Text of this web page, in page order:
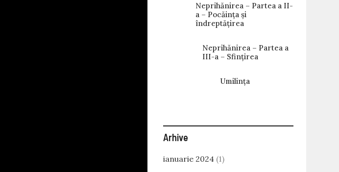
Neprihănirea – Partea a II-
a – Pocăința și
îndreptățirea
Neprihănirea – Partea a
III-a – Sfințirea
Umilința
Arhive
ianuarie 2024 (1)